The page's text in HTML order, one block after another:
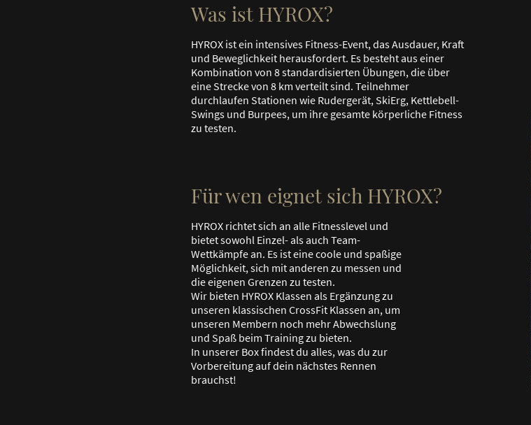
Was ist HYROX?
HYROX ist ein intensives Fitness-Event, das Ausdauer, Kraft
und Beweglichkeit herausfordert. Es besteht aus einer
Kombination von 8 standardisierten Übungen, die über
eine Strecke von 8 km verteilt sind. Teilnehmer
durchlaufen Stationen wie Rudergerät, SkiErg, Kettlebell-
Swings und Burpees, um ihre gesamte körperliche Fitness
zu testen.
Für wen eignet sich HYROX?
HYROX richtet sich an alle Fitnesslevel und
bietet sowohl Einzel- als auch Team-
Wettkämpfe an. Es ist eine coole und spaßige
Möglichkeit, sich mit anderen zu messen und
die eigenen Grenzen zu testen.
Wir bieten HYROX Klassen als Ergänzung zu
unseren klassischen CrossFit Klassen an, um
unseren Membern noch mehr Abwechslung
und Spaß beim Training zu bieten.
In unserer Box findest du alles, was du zur
Vorbereitung auf dein nächstes Rennen
brauchst!